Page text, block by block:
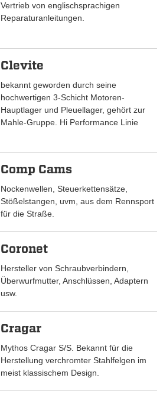
Vertrieb von englischsprachigen
Reparaturanleitungen.
Clevite
bekannt geworden durch seine
hochwertigen 3-Schicht Motoren-
Hauptlager und Pleuellager, gehört zur
Mahle-Gruppe. Hi Performance Linie
Comp Cams
Nockenwellen, Steuerkettensätze,
Stößelstangen, uvm, aus dem Rennsport
für die Straße.
Coronet
Hersteller von Schraubverbindern,
Überwurfmutter, Anschlüssen, Adaptern
usw.
Cragar
Mythos Cragar S/S. Bekannt für die
Herstellung verchromter Stahlfelgen im
meist klassischem Design.